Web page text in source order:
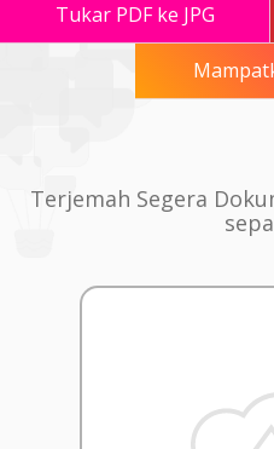
Tukar PDF ke JPG
Terjemah Segera